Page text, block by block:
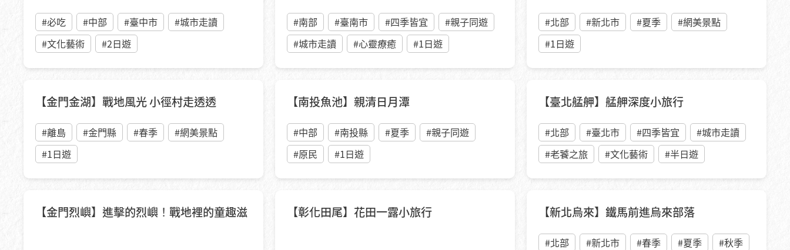
#必吃 #中部 #臺中市
#城市走讀
#文化藝術
#2日遊
#南部 #臺南市 #四季皆宜
#親子同遊
#城市走讀
#心靈療癒 #1日遊
#北部 #新北市 #夏季
#網美景點
#1日遊
【金門金湖】戰地風光 小徑村走透透
#離島 #金門縣 #春季
#網美景點
#1日遊
【南投魚池】親清日月潭
#中部 #南投縣 #夏季
#親子同遊
#原民
#1日遊
【臺北艋舺】艋舺深度小旅行
#北部 #臺北市 #四季皆宜
#城市走讀
#老饕之旅
#文化藝術 #半日遊
【金門烈嶼】進擊的烈嶼！戰地裡的童趣滋 【彰化田尾】花田一露小旅行 【新北烏來】鐵馬前進烏來部落
#北部 #新北市 #春季 #夏季
#秋季